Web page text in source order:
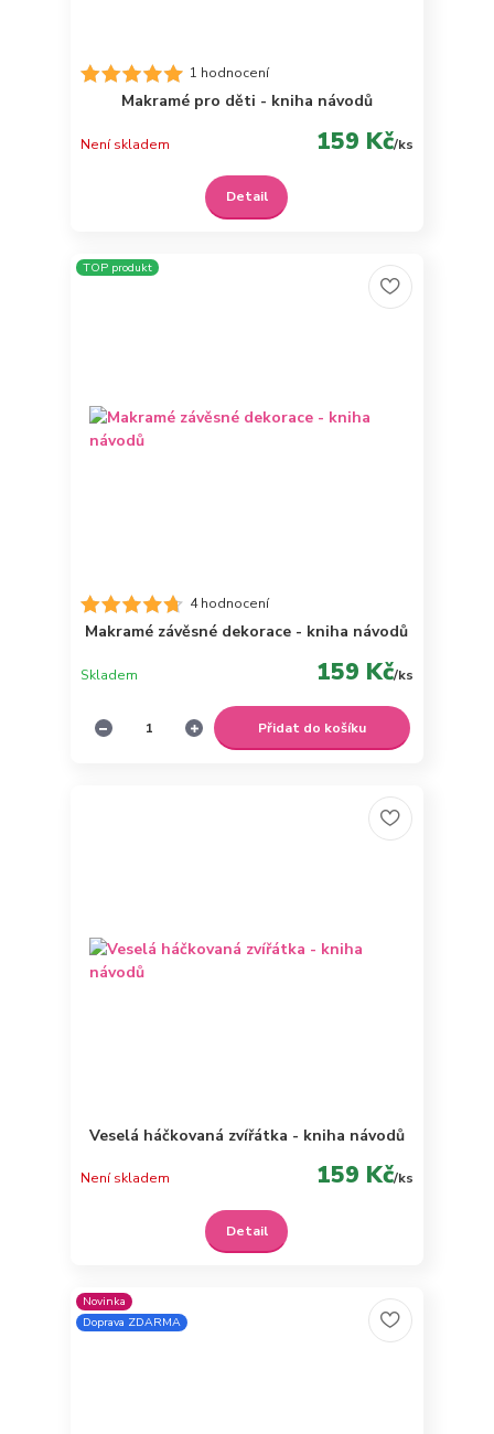
1 hodnocení
Makramé pro děti - kniha návodů
159 Kč/ks
Není skladem
Detail
TOP produkt
4 hodnocení
Makramé závěsné dekorace - kniha návodů
159 Kč/ks
Skladem
Přidat do košíku
Veselá háčkovaná zvířátka - kniha návodů
159 Kč/ks
Není skladem
Detail
Novinka
Doprava ZDARMA